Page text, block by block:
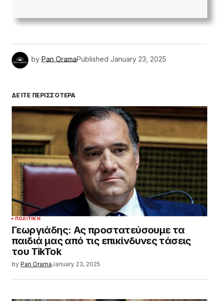
by Pan OramaPublished January 23, 2025
ΔΕΊΤΕ ΠΕΡΙΣΣΌΤΕΡΑ
ΠΟΛΙΤΙΚΉ
Γεωργιάδης: Ας προστατεύσουμε τα
παιδιά μας από τις επικίνδυνες τάσεις
του TikTok
by Pan OramaJanuary 23, 2025